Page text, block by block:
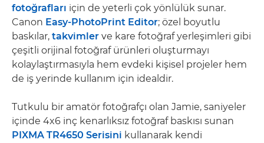
fotoğrafları için de yeterli çok yönlülük sunar.
Canon Easy-PhotoPrint Editor; özel boyutlu
baskılar, takvimler ve kare fotoğraf yerleşimleri gibi
çeşitli orijinal fotoğraf ürünleri oluşturmayı
kolaylaştırmasıyla hem evdeki kişisel projeler hem
de iş yerinde kullanım için idealdir.
Tutkulu bir amatör fotoğrafçı olan Jamie, saniyeler
içinde 4x6 inç kenarlıksız fotoğraf baskısı sunan
PIXMA TR4650 Serisini kullanarak kendi